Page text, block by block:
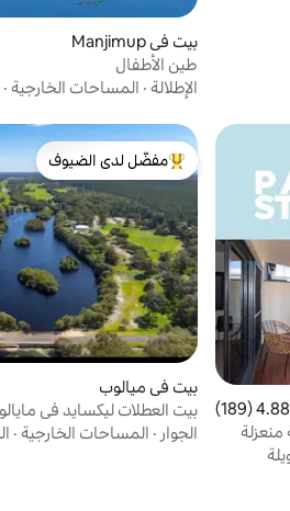
بيت في Manjimup
طين الأطفال
الإطلالة · المساحات الخارجية ·
4.88 من 5، 189 مراجعات4.88 (189)
منعزلة
من أبرز البيوت المفضّلة لدى
مفضّل لدى الضيوف
بيت في ميالوب
بيت العطلات ليكسايد في
الجوار · المساحات الخارجية ·